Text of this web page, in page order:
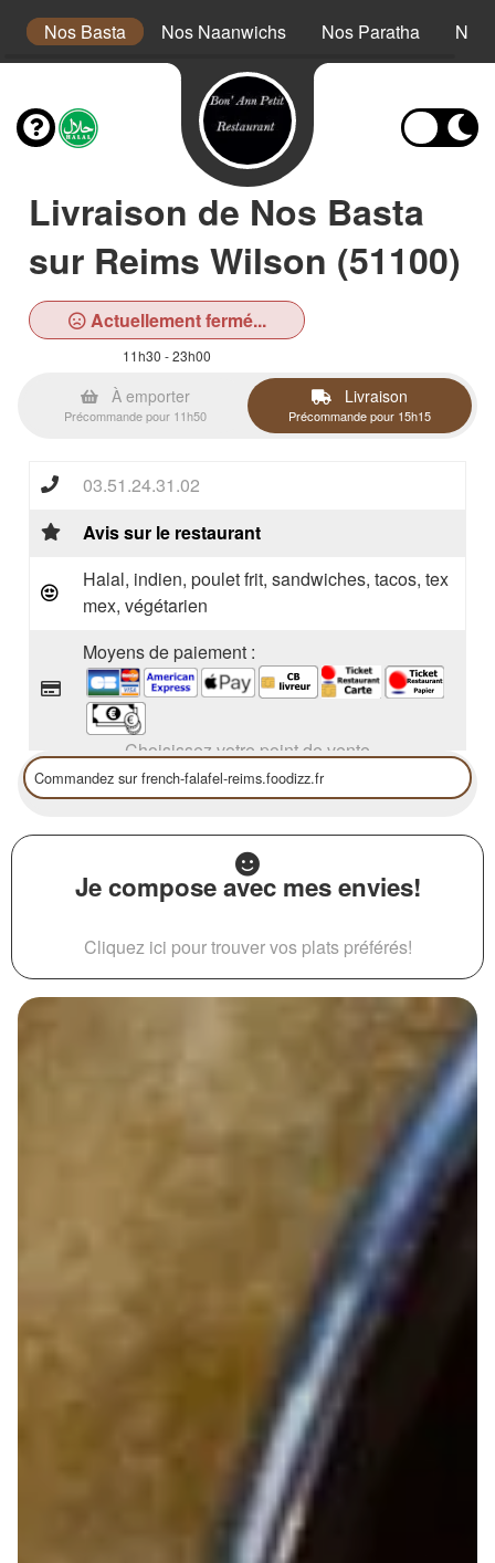
Nos Basta Nos Naanwichs Nos Paratha Nos
Livraison de Nos Basta
sur Reims Wilson (51100)
Actuellement fermé...
11h30 - 23h00
À emporter
Précommande pour 11h50
Livraison
Précommande pour 15h15
03.51.24.31.02
Avis sur le restaurant
Halal, indien, poulet frit, sandwiches, tacos, tex
mex, végétarien
Moyens de paiement :
Choisissez votre point de vente
Je compose avec mes envies!
Cliquez ici pour trouver vos plats préférés!